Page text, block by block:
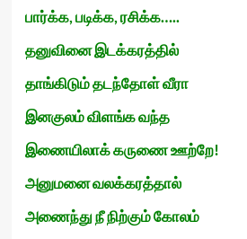
பார்க்க, படிக்க, ரசிக்க…..
தனுவினை இடக்கரத்தில்
தாங்கிடும் தடந்தோள் வீரா
இனகுலம் விளங்க வந்த
இணையிலாக் கருணை ஊற்றே!
அனுமனை வலக்கரத்தால்
அணைந்து நீ நிற்கும் கோலம்